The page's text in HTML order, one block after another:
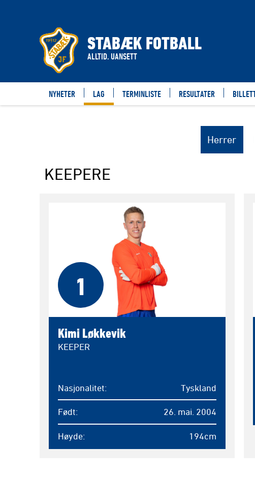
STABÆK FOTBALL
ALLTID. UANSETT
NYHETER LAG TERMINLISTE RESULTATER
Herrer
KEEPERE
1
Kimi Løkkevik
KEEPER
Nasjonalitet Tyskland
Født 26. mai. 2004
Høyde 194cm